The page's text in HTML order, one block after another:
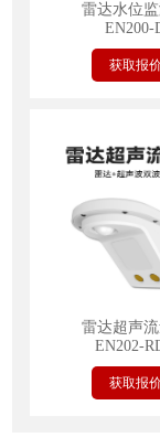
雷达水位
EN200-
获取报
雷达超声
EN202-
获取报